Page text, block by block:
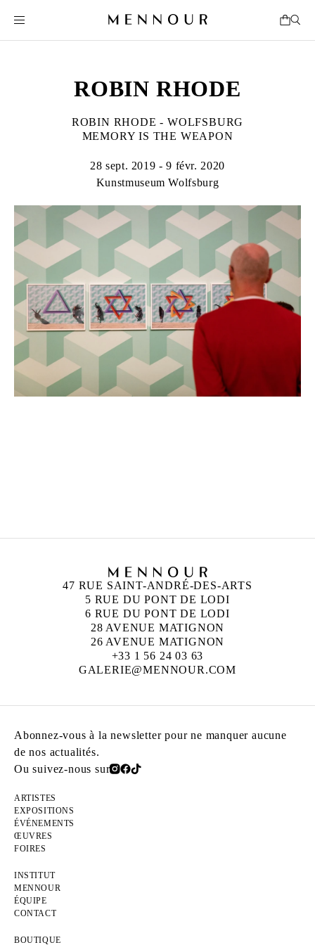
ROBIN RHODE
ROBIN RHODE - WOLFSBURG
MEMORY IS THE WEAPON
28 sept. 2019 - 9 févr. 2020
Kunstmuseum Wolfsburg
47 RUE SAINT-ANDRÉ-DES-ARTS
5 RUE DU PONT DE LODI
6 RUE DU PONT DE LODI
28 AVENUE MATIGNON
26 AVENUE MATIGNON
+33 1 56 24 03 63
GALERIE@MENNOUR.COM
Abonnez-vous à la newsletter pour ne manquer aucune
de nos actualités.
Ou suivez-nous sur
ARTISTES
EXPOSITIONS
ÉVÉNEMENTS
ŒUVRES
FOIRES
INSTITUT
MENNOUR
ÉQUIPE
CONTACT
BOUTIQUE